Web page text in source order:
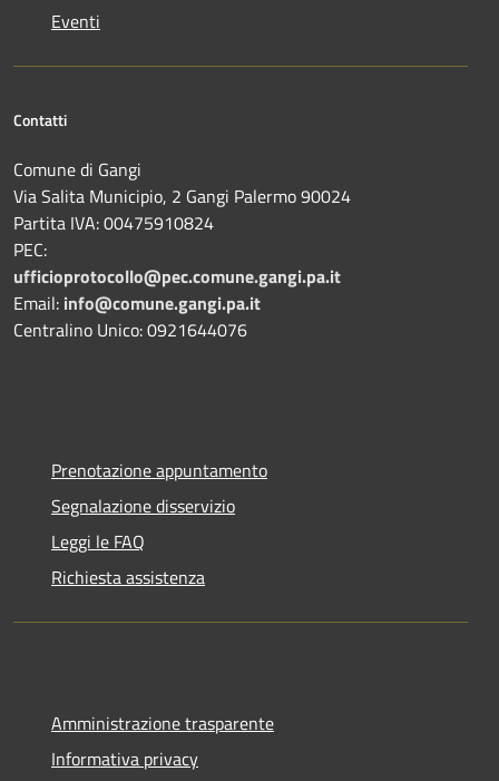
Eventi
Contatti
Comune di Gangi
Via Salita Municipio, 2 Gangi Palermo 90024
Partita IVA: 00475910824
PEC:
ufficioprotocollo@pec.comune.gangi.pa.it
Email: info@comune.gangi.pa.it
Centralino Unico: 0921644076
Prenotazione appuntamento
Segnalazione disservizio
Leggi le FAQ
Richiesta assistenza
Amministrazione trasparente
Informativa privacy